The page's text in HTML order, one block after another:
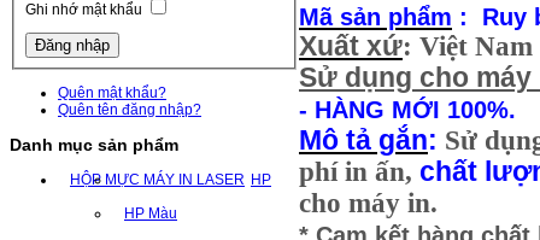
Ghi nhớ mật khẩu
Quên mật khẩu?
Quên tên đăng nhập?
Danh mục sản phẩm
HỘP MỰC MÁY IN LASER HP
HP Màu
Mã sản phẩm : Ruy
Xuất xứ: Việt Nam
Sử dụng cho máy
- HÀNG MỚI 100%.
Mô tả gắn: Sử
phí in ấn, chất
cho máy in.